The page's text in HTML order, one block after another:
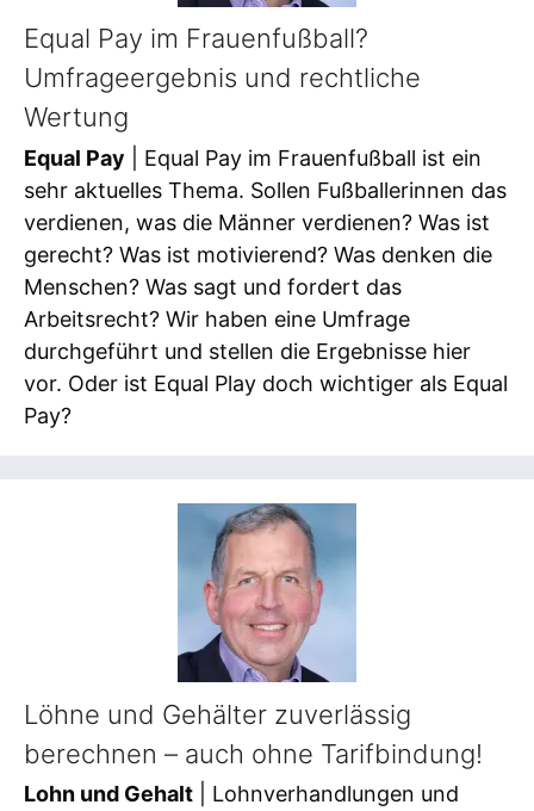
Equal Pay im Frauenfußball?
Umfrageergebnis und rechtliche
Wertung
Equal Pay | Equal Pay im Frauenfußball ist ein
sehr aktuelles Thema. Sollen Fußballerinnen das
verdienen, was die Männer verdienen? Was ist
gerecht? Was ist motivierend? Was denken die
Menschen? Was sagt und fordert das
Arbeitsrecht? Wir haben eine Umfrage
durchgeführt und stellen die Ergebnisse hier
vor. Oder ist Equal Play doch wichtiger als Equal
Pay?
Löhne und Gehälter zuverlässig
berechnen – auch ohne Tarifbindung!
Lohn und Gehalt | Lohnverhandlungen und